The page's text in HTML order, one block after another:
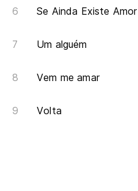
Se Ainda Existe Amor
Um alguém
Vem me amar
Volta